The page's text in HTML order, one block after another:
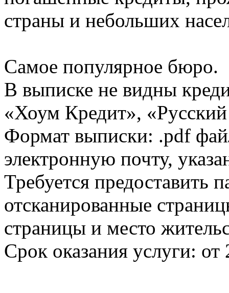
страны и небольших
Самое популярное бюро.
В выписке не видны
«Хоум Кредит»,
Формат выписки: .pdf
электронную почту,
Требуется предоставить
отсканированные
страницы и место
Срок оказания услуги: от